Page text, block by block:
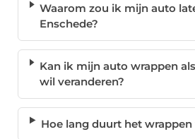
Waarom zou ik mijn auto
Enschede?
Kan ik mijn auto wrappen
wil veranderen?
Hoe lang duurt het wrappen